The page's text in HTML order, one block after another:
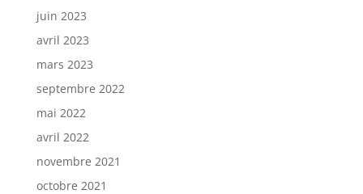
juin 2023
avril 2023
mars 2023
septembre 2022
mai 2022
avril 2022
novembre 2021
octobre 2021